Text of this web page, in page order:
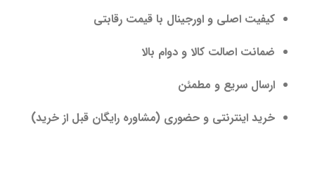
کیفیت اصلی و اورجینال با قیمت رقابتی
ضمانت اصالت کالا و دوام بالا
ارسال سریع و مطمئن
خرید اینترنتی و حضوری (مشاوره رایگان قبل از خرید)